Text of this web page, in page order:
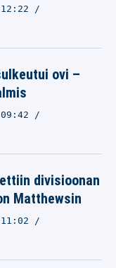
ovi –
divisioonan
Matthewsin